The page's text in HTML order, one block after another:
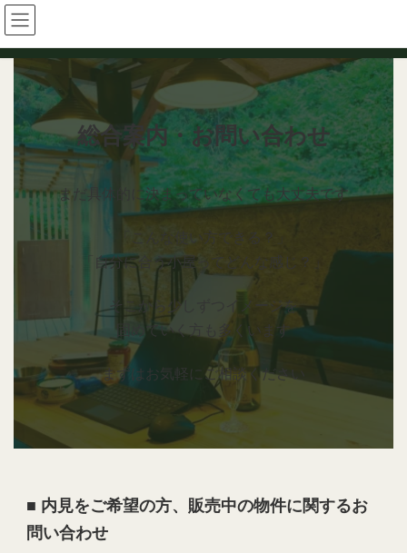
コ
ン
テ
ン
ナ
ビ
ゲ
ー
総合案内・お問い合わせ
まだ具体的に決まっていなくても大丈夫です
「こんな使い方できる？」
「自分に合う小屋ってどんな感じ？」
そこから少しずつイメージを
固めていく方も多くいます
まずはお気軽にご相談ください
■ 内見をご希望の方、販売中の物件に関するお
問い合わせ